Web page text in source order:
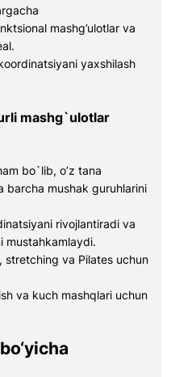
mashg’ulotlar va
yaxshilash
mashg`ulotlar
bo`lib, o’z tana
barcha mushak guruhlarini
rivojlantiradi va
mustahkamlaydi.
stretching va Pilates uchun
va kuch mashqlari uchun